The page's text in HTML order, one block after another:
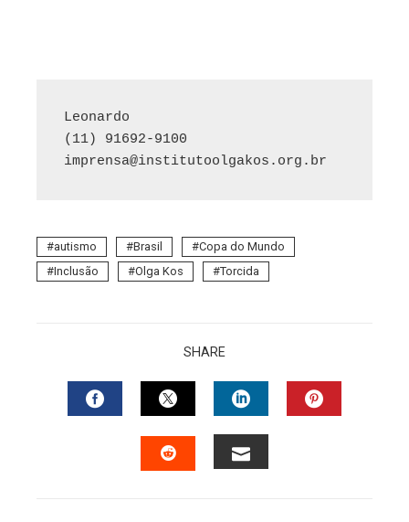
Leonardo
imprensa@institutoolgakos.org.br
autismo Brasil
Copa do Mundo
Inclusão
Olga Kos Torcida
SHARE
FACEBOOKTWITTERLINKEDIN